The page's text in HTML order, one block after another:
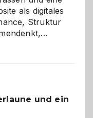
als digitales
Struktur
geworden
und ein